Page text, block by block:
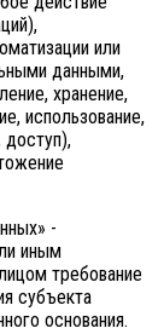
или
данными,
хранение,
использование,
доступ),
-
иным
требование
субъекта
основания.